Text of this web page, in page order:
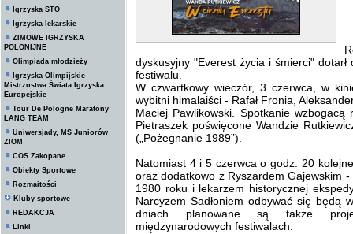
Igrzyska STO
Igrzyska lekarskie
ZIMOWE IGRZYSKA
POLONIJNE
Olimpiada młodzieży
Igrzyska Olimpijskie
Mistrzostwa Świata Igrzyska
Europejskie
Tour De Pologne Maratony
LANG TEAM
Uniwersjady, MS Juniorów
ZIOM
COS Zakopane
Obiekty Sportowe
Rozmaitości
Kluby sportowe
REDAKCJA
Linki
dyskusyjny "Everest życia i śmierci"
festiwalu.
W czwartkowy wieczór, 3 czerwca, w
wybitni himalaiści - Rafał Fronia,
Maciej Pawlikowski. Spotkanie
Pietraszek poświęcone Wandzie
(„Pożegnanie 1989”).
Natomiast 4 i 5 czerwca o godz. 20
oraz dodatkowo z Ryszardem Gajewskim
1980 roku i lekarzem historycznej
Narcyzem Sadłoniem odbywać się będą
dniach planowane są także
międzynarodowych festiwalach.